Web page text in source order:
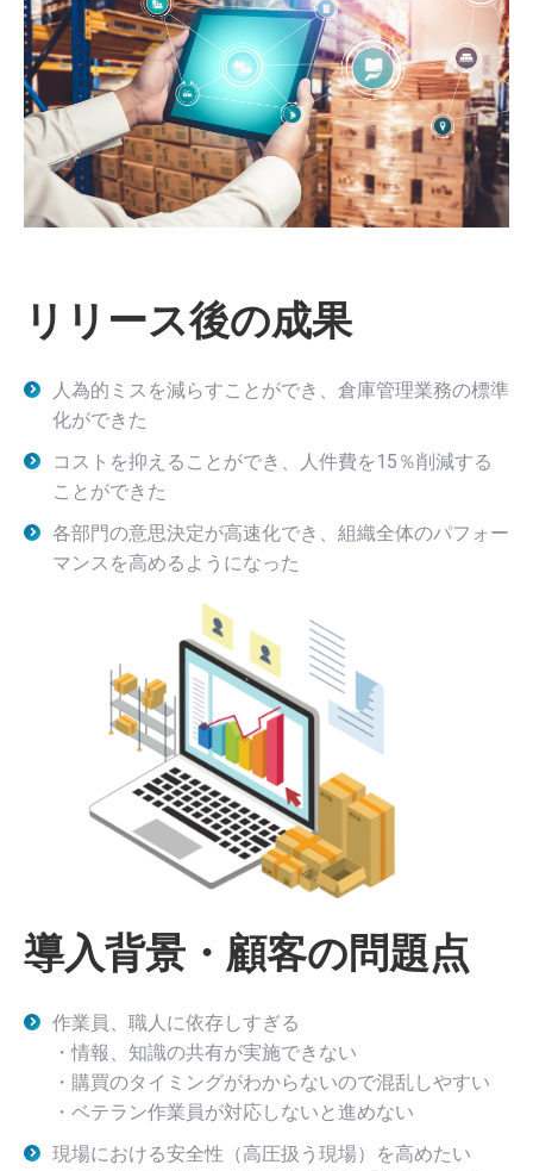
リリース後の成果
人為的ミスを減らすことができ、倉庫管理業務の標準
化ができた
コストを抑えることができ、人件費を15％削減する
ことができた
各部門の意思決定が高速化でき、組織全体のパフォー
マンスを高めるようになった
導入背景・顧客の問題点
作業員、職人に依存しすぎる
・情報、知識の共有が実施できない
・購買のタイミングがわからないので混乱しやすい
・ベテラン作業員が対応しないと進めない
現場における安全性（高圧扱う現場）を高めたい